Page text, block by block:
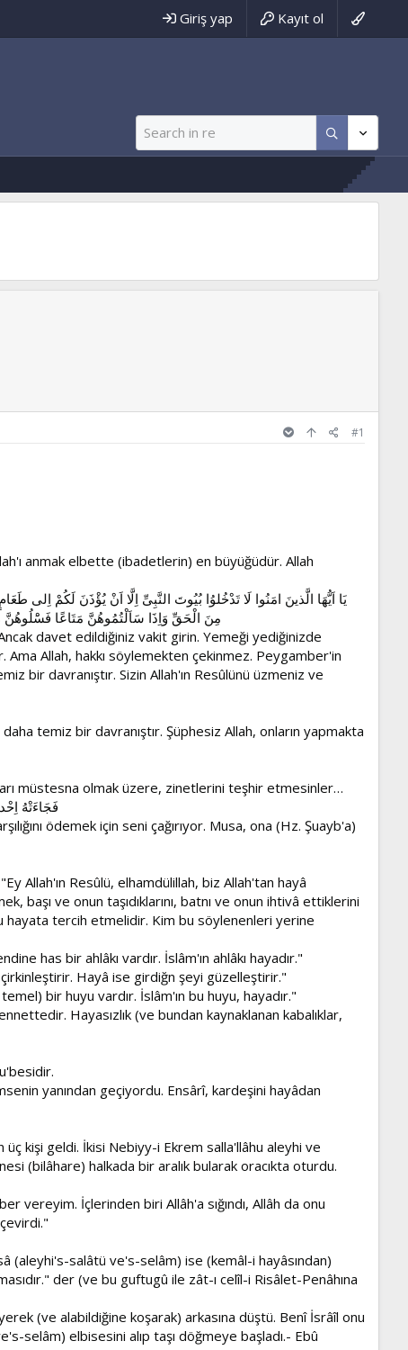
Giriş yap Kayıt ol
#1
anmak elbette (ibadetlerin) en büyüğüdür. Allah
يَا اَيُّهَا الَّذينَ امَنُوا لَا تَدْخُلوُا بُيُوتَ النَّبِىِّ اِلَّا اَنْ يُؤْذَنَ لَكُمْ
مِنَ الْحَقِّ وَاِذَا سَاَلْتُمُوهُنَّ مَتَاعًا فَسَْلُوهُنَّ
davet edildiğiniz vakit girin. Yemeği yediğinizde
Allah, hakkı söylemekten çekinmez. Peygamber'in
bir davranıştır. Sizin Allah'ın Resûlünü üzmeniz ve
temiz bir davranıştır. Şüphesiz Allah, onların yapmakta
müstesna olmak üzere, zinetlerini teşhir etmesinler…
فَجَاءَتْهُ
ödemek için seni çağırıyor. Musa, ona (Hz. Şuayb'a)
Allah'ın Resûlü, elhamdülillah, biz Allah'tan hayâ
başı ve onun taşıdıklarını, batnı ve onun ihtivâ ettiklerini
hayata tercih etmelidir. Kim bu söylenenleri yerine
has bir ahlâkı vardır. İslâm'ın ahlâkı hayadır."
Hayâ ise girdiğn şeyi güzelleştirir."
bir huyu vardır. İslâm'ın bu huyu, hayadır."
Hayasızlık (ve bundan kaynaklanan kabalıklar,
yanından geçiyordu. Ensârî, kardeşini hayâdan
kişi geldi. İkisi Nebiyy-i Ekrem salla'llâhu aleyhi ve
(bilâhare) halkada bir aralık bularak oracıkta oturdu.
vereyim. İçlerinden biri Allâh'a sığındı, Allâh da onu
(aleyhi's-salâtü ve's-selâm) ise (kemâl-i hayâsından)
der (ve bu guftugû ile zât-ı celîl-i Risâlet-Penâhına
(ve alabildiğine koşarak) arkasına düştü. Benî İsrâîl onu
selâm) elbisesini alıp taşı döğmeye başladı.- Ebû